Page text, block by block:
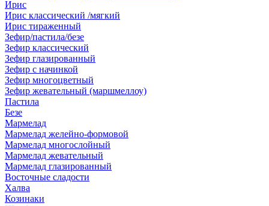
Ирис
Ирис классический /мягкий
Ирис тираженный
Зефир/пастила/безе
Зефир классический
Зефир глазированный
Зефир с начинкой
Зефир многоцветный
Зефир жевательный (маршмеллоу)
Пастила
Безе
Мармелад
Мармелад желейно-формовой
Мармелад многослойный
Мармелад жевательный
Мармелад глазированный
Восточные сладости
Халва
Козинаки